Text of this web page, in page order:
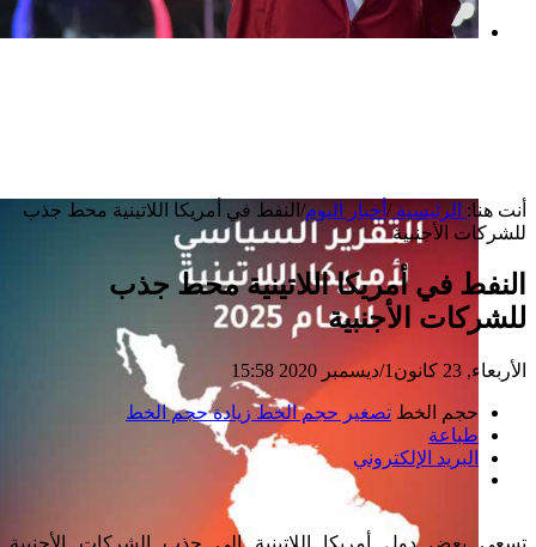
أنت هنا: الرئيسية/ أخبار اليوم/ النفط في أمريكا اللاتينية محط جذب
للشركات الأجنبية
النفط في أمريكا اللاتينية محط جذب
للشركات الأجنبية
الأربعاء, 23 كانون1/ديسمبر 2020 15:58
حجم الخط تصغير حجم الخط زيادة حجم الخط
طباعة
البريد الإلكتروني
تسعى بعض دول أمريكا اللاتينية إلى جذب الشركات الأجنبية